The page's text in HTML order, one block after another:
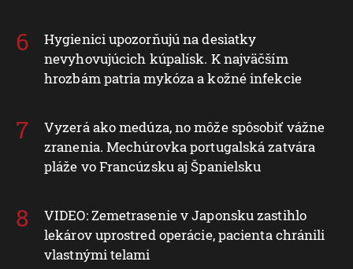
Hygienici upozorňujú na desiatky
nevyhovujúcich kúpalísk. K najväčším
hrozbám patria mykóza a kožné infekcie
Vyzerá ako medúza, no môže spôsobiť vážne
zranenia. Mechúrovka portugalská zatvára
pláže vo Francúzsku aj Španielsku
VIDEO: Zemetrasenie v Japonsku zastihlo
lekárov uprostred operácie, pacienta chránili
vlastnými telami